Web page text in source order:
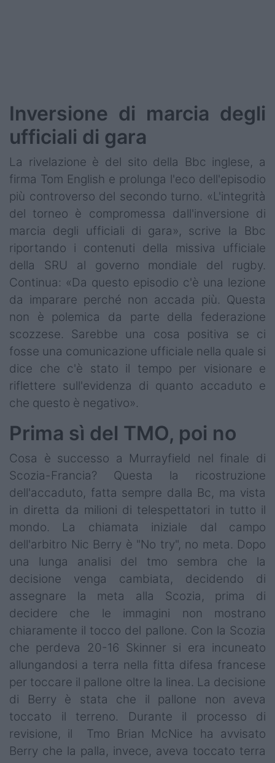
Inversione di marcia degli
ufficiali di gara
La rivelazione è del sito della Bbc inglese, a
firma Tom English e prolunga l'eco dell'episodio
più controverso del secondo turno. «L'integrità
del torneo è compromessa dall'inversione di
marcia degli ufficiali di gara», scrive la Bbc
riportando i contenuti della missiva ufficiale
della SRU al governo mondiale del rugby.
Continua: «Da questo episodio c'è una lezione
da imparare perché non accada più. Questa
non è polemica da parte della federazione
scozzese. Sarebbe una cosa positiva se ci
fosse una comunicazione ufficiale nella quale si
dice che c'è stato il tempo per visionare e
riflettere sull'evidenza di quanto accaduto e
che questo è negativo».
Prima sì del TMO, poi no
Cosa è successo a Murrayfield nel finale di
Scozia-Francia? Questa la ricostruzione
dell'accaduto, fatta sempre dalla Bc, ma vista
in diretta da milioni di telespettatori in tutto il
mondo. La chiamata iniziale dal campo
dell'arbitro Nic Berry è "No try", no meta. Dopo
una lunga analisi del tmo sembra che la
decisione venga cambiata, decidendo di
assegnare la meta alla Scozia, prima di
decidere che le immagini non mostrano
chiaramente il tocco del pallone. Con la Scozia
che perdeva 20-16 Skinner si era incuneato
allungandosi a terra nella fitta difesa francese
per toccare il pallone oltre la linea. La decisione
di Berry è stata che il pallone non aveva
toccato il terreno. Durante il processo di
revisione, il Tmo Brian McNice ha avvisato
Berry che la palla, invece, aveva toccato terra